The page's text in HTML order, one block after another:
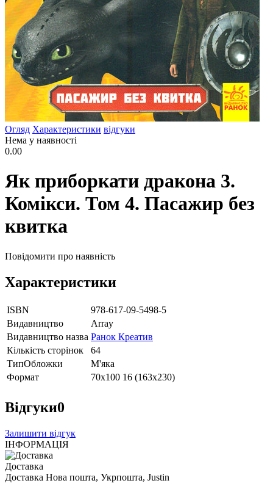
Огляд Характеристики відгуки
Нема у наявності
0.00
Як приборкати дракона 3.
Комікси. Том 4. Пасажир без
квитка
Повідомити про наявність
Характеристики
ISBN
978-617-09-5498-5
Видавництво
Array
Видавництво назва Ранок Креатив
Кількість сторінок
64
ТипОбложки
М'яка
Формат
70х100 16 (163х230)
Відгуки0
Залишити відгук
ІНФОРМАЦІЯ
Доставка
Доставка Нова пошта, Укрпошта, Justin